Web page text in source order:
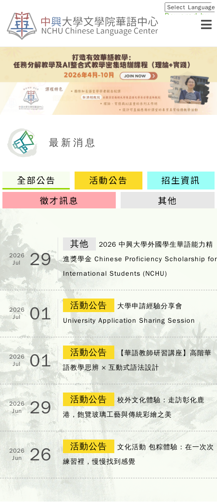
Powered by
最新消息
全部公告 活動公告
招生資訊
徵才訊息
其他
2026
Jul
29
其他
2026 中興大學外國學生華語能力精
進獎學金 Chinese Proficiency Scholarship for
International Students (NCHU)
2026
Jul
01 活動公告
大學申請經驗分享會
University Application Sharing Session
2026
Jul
01 活動公告
【華語教師研習講座】高階華
語教學思辨 × 互動式語法設計
2026
Jun
29 活動公告
校外文化體驗：走訪彰化鹿
港，飽覽玻璃工藝與傳統彩繪之美
2026
Jun
26 活動公告
文化活動 包粽體驗：在一次次
練習裡，慢慢找到感覺